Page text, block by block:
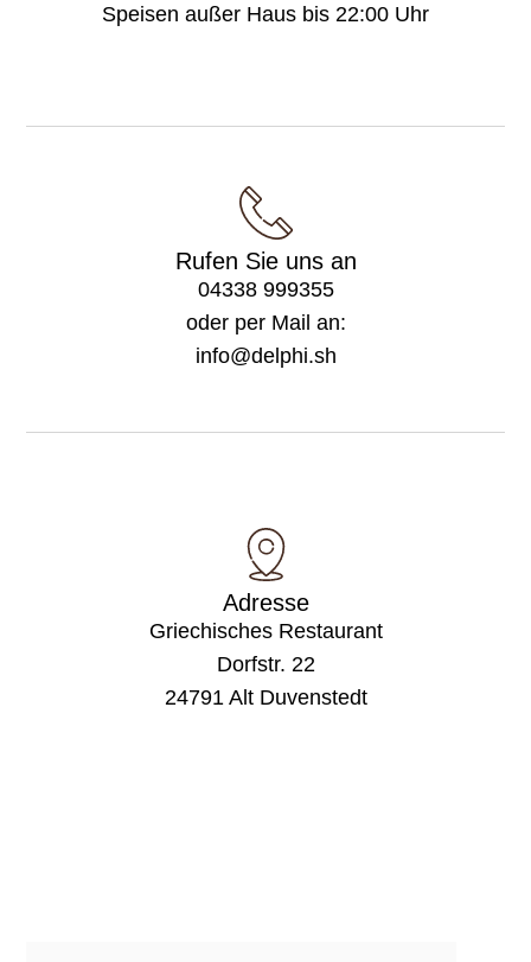
Speisen außer Haus bis 22:00 Uhr
Rufen Sie uns an
04338 999355
oder per Mail an:
info@delphi.sh
Adresse
Griechisches Restaurant
Dorfstr. 22
24791 Alt Duvenstedt